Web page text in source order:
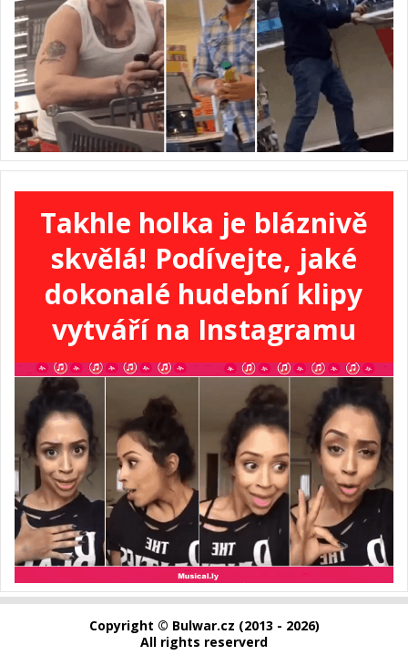
Takhle holka je bláznivě
skvělá! Podívejte, jaké
dokonalé hudební klipy
vytváří na Instagramu
Copyright © Bulwar.cz (2013 - 2026)
All rights reserverd